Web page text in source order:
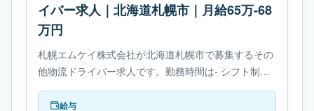
イバー求人｜北海道札幌市｜月給65万-68
万円
札幌エムケイ株式会社が北海道札幌市で募集するその
他物流ドライバー求人です。勤務時間は- シフト制で
す。必要免許は- 免許取得制度ありです。
給与